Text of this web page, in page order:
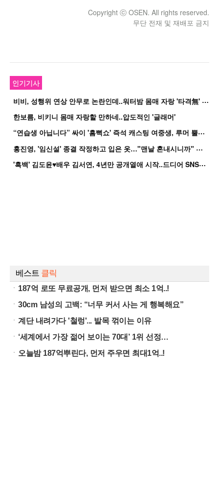
Copyright ⓒ OSEN. All rights reserved.
무단 전재 및 재배포 금지
인기기사
비
비, 성행위 연상 안무로 논란인데..워터밤 몸매 자랑 '타격無' 근황
한보름, 비키니 몸매 자랑할 만하네..압도적인 '글래머'
“
연습생 아닙니다” 싸이 '흠뻑쇼' 즉석 캐스팅 여중생, 루머 뿔났다[Oh!쎈 이...
홍
진영, '임신설' 종결 작정하고 입은 옷…"맨날 혼내시니까" 억울
'
흑백' 김도윤♥배우 김서연, 4년만 공개열애 시작..드디어 SNS에 노출 [핫피...